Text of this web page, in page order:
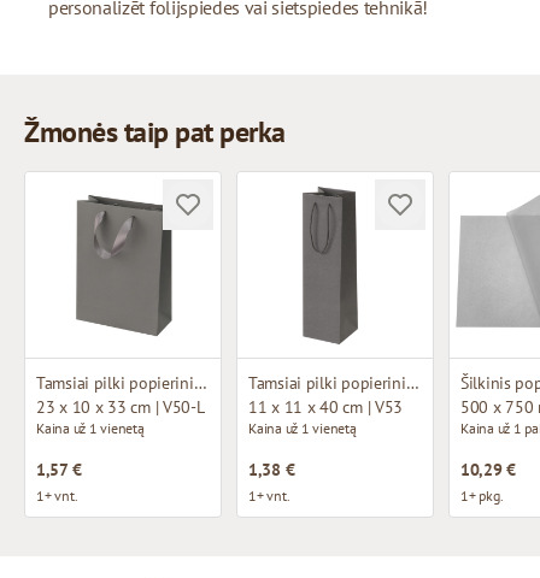
personalizēt folijspiedes vai sietspiedes tehnikā!
Žmonės taip pat perka
Tamsiai pilki popieriniai maišeliai su atlasinio kaspino rankenomis
23 x 10 x 33 cm | V50-L
Kaina už 1 vienetą
1,57 €
1+ vnt.
Tamsiai pilki popieriniai maišeliai su medžiaginėmis rankenomis
11 x 11 x 40 cm | V53
Kaina už 1 vienetą
1,38 €
1+ vnt.
Šilkinis
500 x 750
Kaina už 1
10,29 €
1+ pkg.